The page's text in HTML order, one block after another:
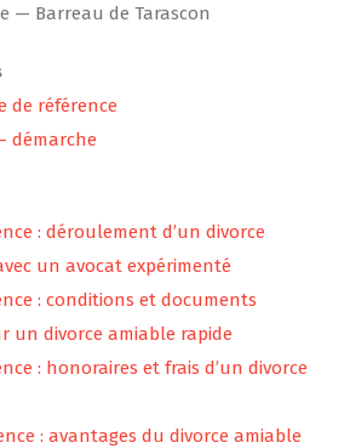
— Barreau de Tarascon
de référence
démarche
: déroulement d’un divorce
un avocat expérimenté
: conditions et documents
un divorce amiable rapide
: honoraires et frais d’un divorce
: avantages du divorce amiable